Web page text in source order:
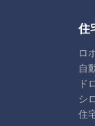
住
ロ
自
ド
シ
住